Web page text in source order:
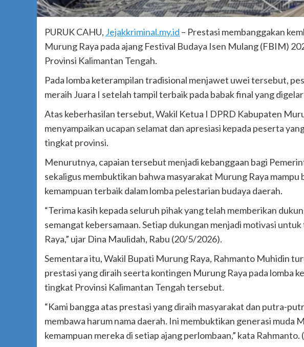
PURUK CAHU, Jejakkriminal.my.id – Prestasi membanggakan
Murung Raya pada ajang Festival Budaya Isen Mulang (FBIM)
Provinsi Kalimantan Tengah.
Pada lomba keterampilan tradisional menjawet uwei tersebut,
meraih Juara I setelah tampil terbaik pada babak final yang
Atas keberhasilan tersebut, Wakil Ketua I DPRD Kabupaten
menyampaikan ucapan selamat dan apresiasi kepada peserta
tingkat provinsi.
Menurutnya, capaian tersebut menjadi kebanggaan bagi
sekaligus membuktikan bahwa masyarakat Murung Raya mampu
kemampuan terbaik dalam lomba pelestarian budaya daerah.
“Terima kasih kepada seluruh pihak yang telah memberikan
semangat kebersamaan. Setiap dukungan menjadi motivasi
Raya,” ujar Dina Maulidah, Rabu (20/5/2026).
Sementara itu, Wakil Bupati Murung Raya, Rahmanto Muhidin
prestasi yang diraih seerta kontingen Murung Raya pada lomba
tingkat Provinsi Kalimantan Tengah tersebut.
“Kami bangga atas prestasi yang diraih masyarakat dan putra-
membawa harum nama daerah. Ini membuktikan generasi muda
kemampuan mereka di setiap ajang perlombaan,” kata Rahmanto.